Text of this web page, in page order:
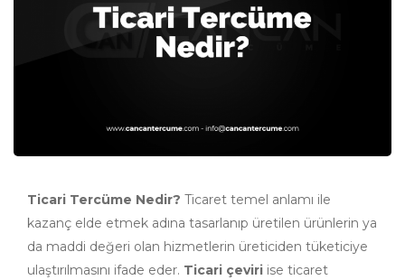
Ticari Tercüme Nedir? Ticaret temel anlamı ile
kazanç elde etmek adına tasarlanıp üretilen ürünlerin ya
da maddi değeri olan hizmetlerin üreticiden tüketiciye
ulaştırılmasını ifade eder. Ticari çeviri ise ticaret